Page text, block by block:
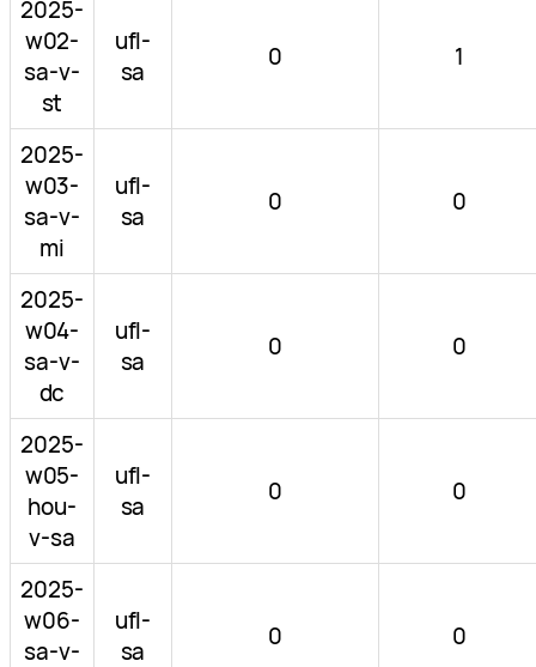
2025-
w02-
sa-v-
st
ufl-
sa
0 1
2025-
w03-
sa-v-
mi
ufl-
sa
0 0
2025-
w04-
sa-v-
dc
ufl-
sa
0 0
2025-
w05-
hou-
v-sa
ufl-
sa
0 0
2025-
w06-
sa-v-
ufl-
sa
0 0